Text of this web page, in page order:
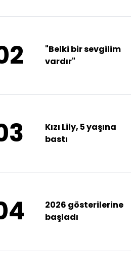
"Belki bir sevgilim
vardır"
Kızı Lily, 5 yaşına
bastı
2026 gösterilerine
başladı